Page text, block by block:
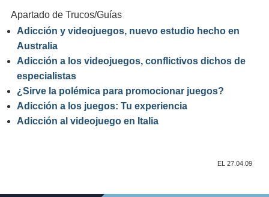
Apartado de Trucos/Guías
Adicción y videojuegos, nuevo estudio hecho en
Australia
Adicción a los videojuegos, conflictivos dichos de
especialistas
¿Sirve la polémica para promocionar juegos?
Adicción a los juegos: Tu experiencia
Adicción al videojuego en Italia
EL 27.04.09